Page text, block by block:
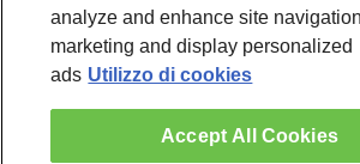
Richiedi Informazioni
analyze and enhance site
marketing and display personalized
ads Utilizzo di cookies
Accept All Cookies